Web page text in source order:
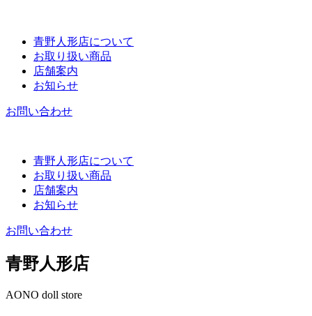
青野人形店について
お取り扱い商品
店舗案内
お知らせ
お問い合わせ
青野人形店について
お取り扱い商品
店舗案内
お知らせ
お問い合わせ
青野人形店
AONO doll store